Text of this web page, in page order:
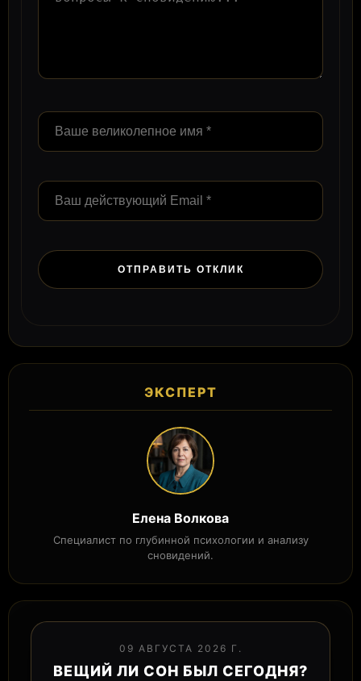
ЭКСПЕРТ
Елена Волкова
Специалист по глубинной психологии и анализу
сновидений.
09 АВГУСТА 2026 Г.
ВЕЩИЙ ЛИ СОН БЫЛ СЕГОДНЯ?